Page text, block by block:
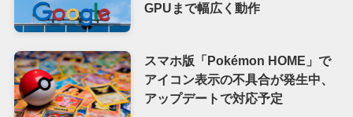
GPUまで幅広く動作
スマホ版「Pokémon HOME」で
アイコン表示の不具合が発生中、
アップデートで対応予定